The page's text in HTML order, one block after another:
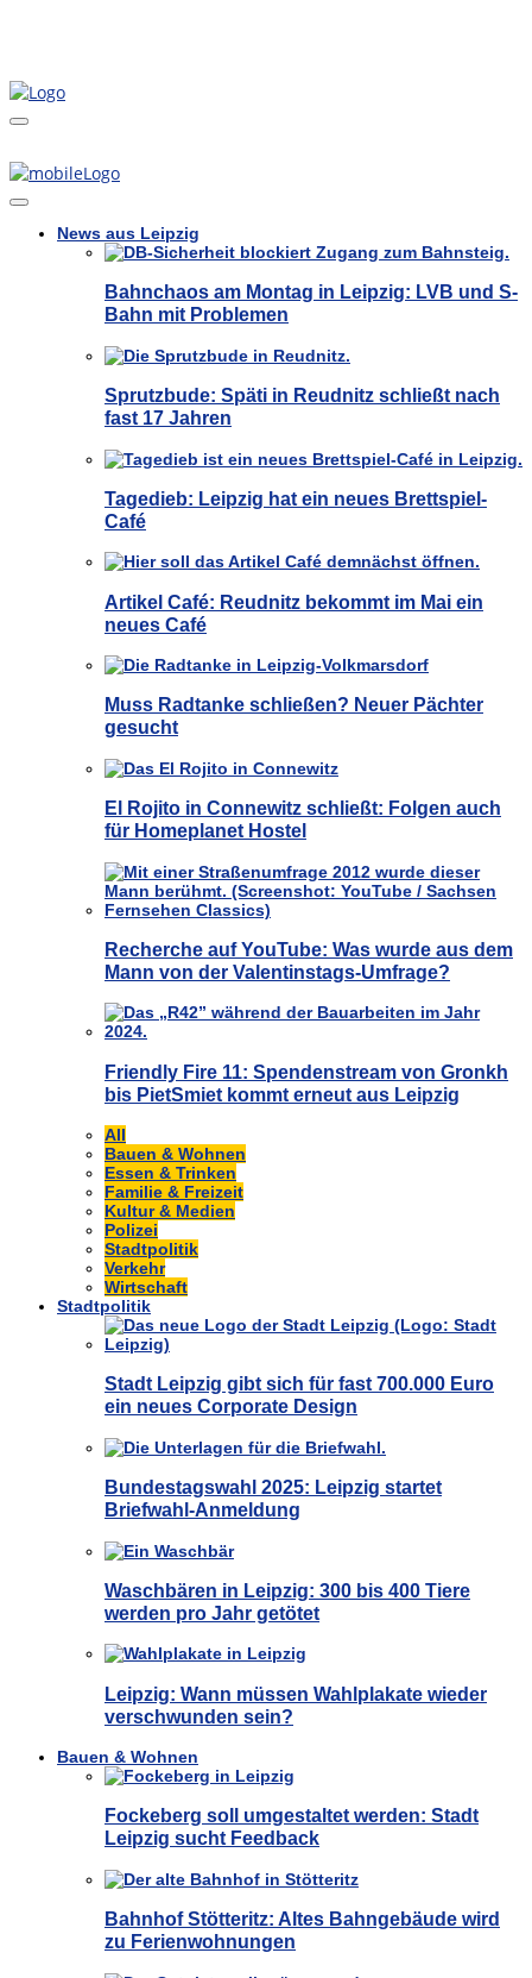
News aus Leipzig
Bahnchaos am Montag in Leipzig: LVB und S-
Bahn mit Problemen
Sprutzbude: Späti in Reudnitz schließt nach
fast 17 Jahren
Tagedieb: Leipzig hat ein neues Brettspiel-
Café
Artikel Café: Reudnitz bekommt im Mai ein
neues Café
Muss Radtanke schließen? Neuer Pächter
gesucht
El Rojito in Connewitz schließt: Folgen auch
für Homeplanet Hostel
Recherche auf YouTube: Was wurde aus dem
Mann von der Valentinstags-Umfrage?
Friendly Fire 11: Spendenstream von Gronkh
bis PietSmiet kommt erneut aus Leipzig
All
Bauen & Wohnen
Essen & Trinken
Familie & Freizeit
Kultur & Medien
Polizei
Stadtpolitik
Verkehr
Wirtschaft
Stadtpolitik
Stadt Leipzig gibt sich für fast 700.000 Euro
ein neues Corporate Design
Bundestagswahl 2025: Leipzig startet
Briefwahl-Anmeldung
Waschbären in Leipzig: 300 bis 400 Tiere
werden pro Jahr getötet
Leipzig: Wann müssen Wahlplakate wieder
verschwunden sein?
Bauen & Wohnen
Fockeberg soll umgestaltet werden: Stadt
Leipzig sucht Feedback
Bahnhof Stötteritz: Altes Bahngebäude wird
zu Ferienwohnungen